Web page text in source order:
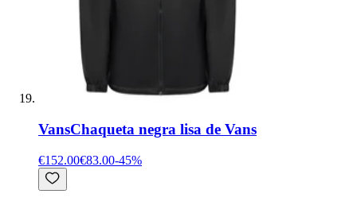
VansChaqueta negra lisa de Vans
€152.00€83.00-45%